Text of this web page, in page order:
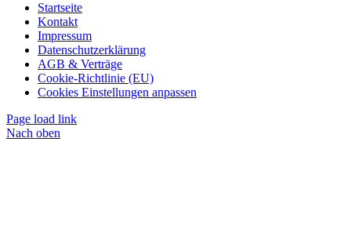
Startseite
Kontakt
Impressum
Datenschutzerklärung
AGB & Verträge
Cookie-Richtlinie (EU)
Cookies Einstellungen anpassen
Page load link
Nach oben